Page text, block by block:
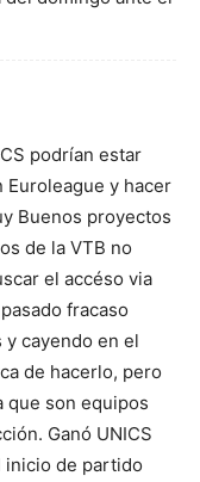
podrían estar
Euroleague y hacer
Buenos proyectos
de la VTB no
el accéso via
fracaso
cayendo en el
de hacerlo, pero
que son equipos
Ganó UNICS
inicio de partido